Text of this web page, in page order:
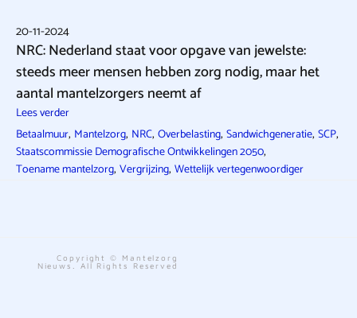
20-11-2024
NRC: Nederland staat voor opgave van jewelste:
steeds meer mensen hebben zorg nodig, maar het
aantal mantelzorgers neemt af
Lees verder
Betaalmuur, Mantelzorg, NRC, Overbelasting, Sandwichgeneratie, SCP,
Staatscommissie Demografische Ontwikkelingen 2050,
Toename mantelzorg, Vergrijzing, Wettelijk vertegenwoordiger
Copyright © Mantelzorg
Nieuws. All Rights Reserved